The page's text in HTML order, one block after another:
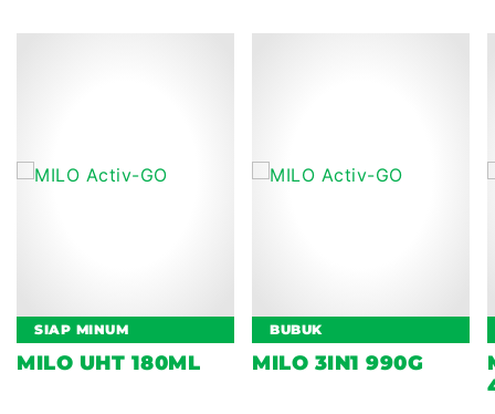
SIAP MINUM
MILO UHT 180ML
BUBUK
MILO 3IN1 990G